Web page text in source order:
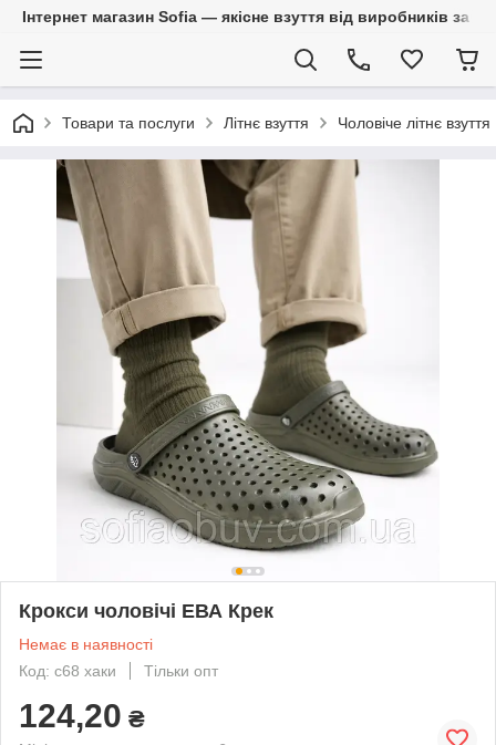
Інтернет магазин Sofia — якісне взуття від виробників за
Товари та послуги Літнє взуття Чоловіче літнє взуття
Крокси чоловічі ЕВА Крек
Немає в наявності
Код: с68 хаки
Тільки опт
124,20 ₴